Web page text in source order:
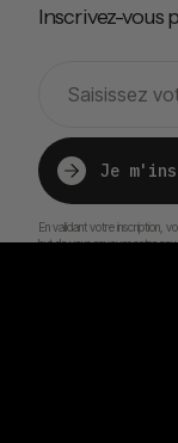
Inscrivez-vous
Je
En validant votre inscription,
but de vous envoyer notre